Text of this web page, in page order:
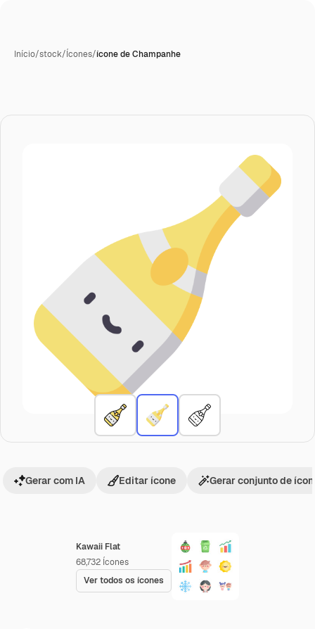
Início/stock/Ícones/ícone de Champanhe
Kawaii Flat
68,732 Ícones
Ver todos os ícones
Gerar com IA Editar ícone Gerar conjunto de